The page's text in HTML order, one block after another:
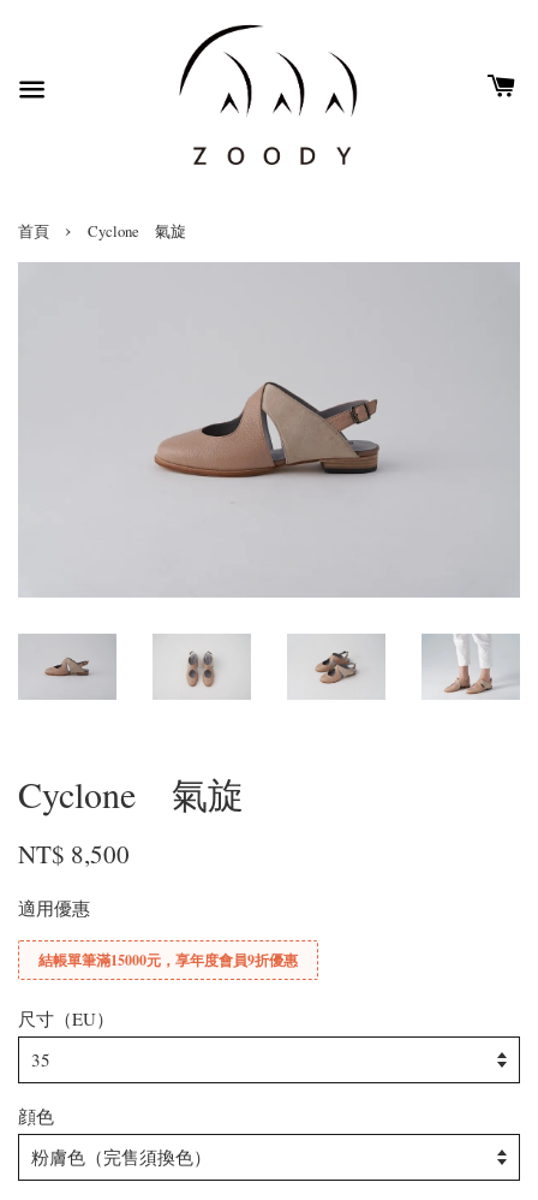
首頁 › Cyclone 氣旋
Cyclone 氣旋
NT$ 8,500
適用優惠
結帳單筆滿15000元，享年度會員9折優惠
尺寸（EU）
顔色